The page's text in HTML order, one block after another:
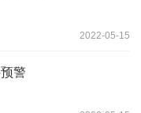
2022-05-15
警